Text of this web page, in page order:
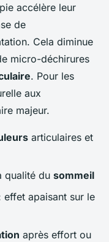
accélère leur
de
Cela diminue
micro-déchirures
. Pour les
aux
majeur.
articulaires et
qualité du sommeil
effet apaisant sur le
après effort ou